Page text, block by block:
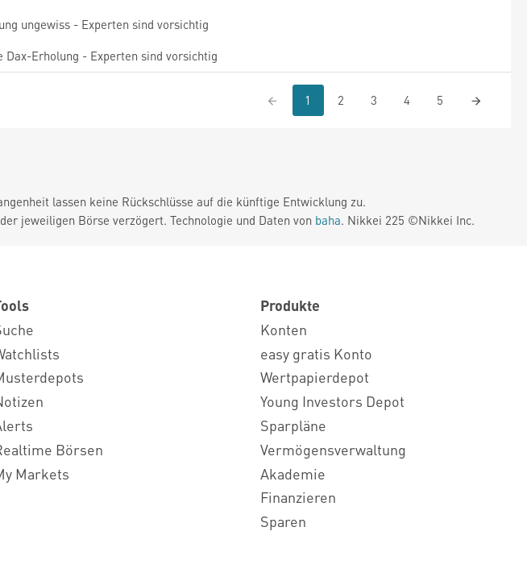
ungewiss - Experten sind vorsichtig
Dax-Erholung - Experten sind vorsichtig
1 2 3 4 5
lassen keine Rückschlüsse auf die künftige Entwicklung zu.
jeweiligen Börse verzögert. Technologie und Daten von baha. Nikkei 225 ©Nikkei Inc.
Börsen
Markets
Produkte
Konten
easy gratis Konto
Wertpapierdepot
Young Investors Depot
Sparpläne
Vermögensverwaltung
Akademie
Finanzieren
Sparen